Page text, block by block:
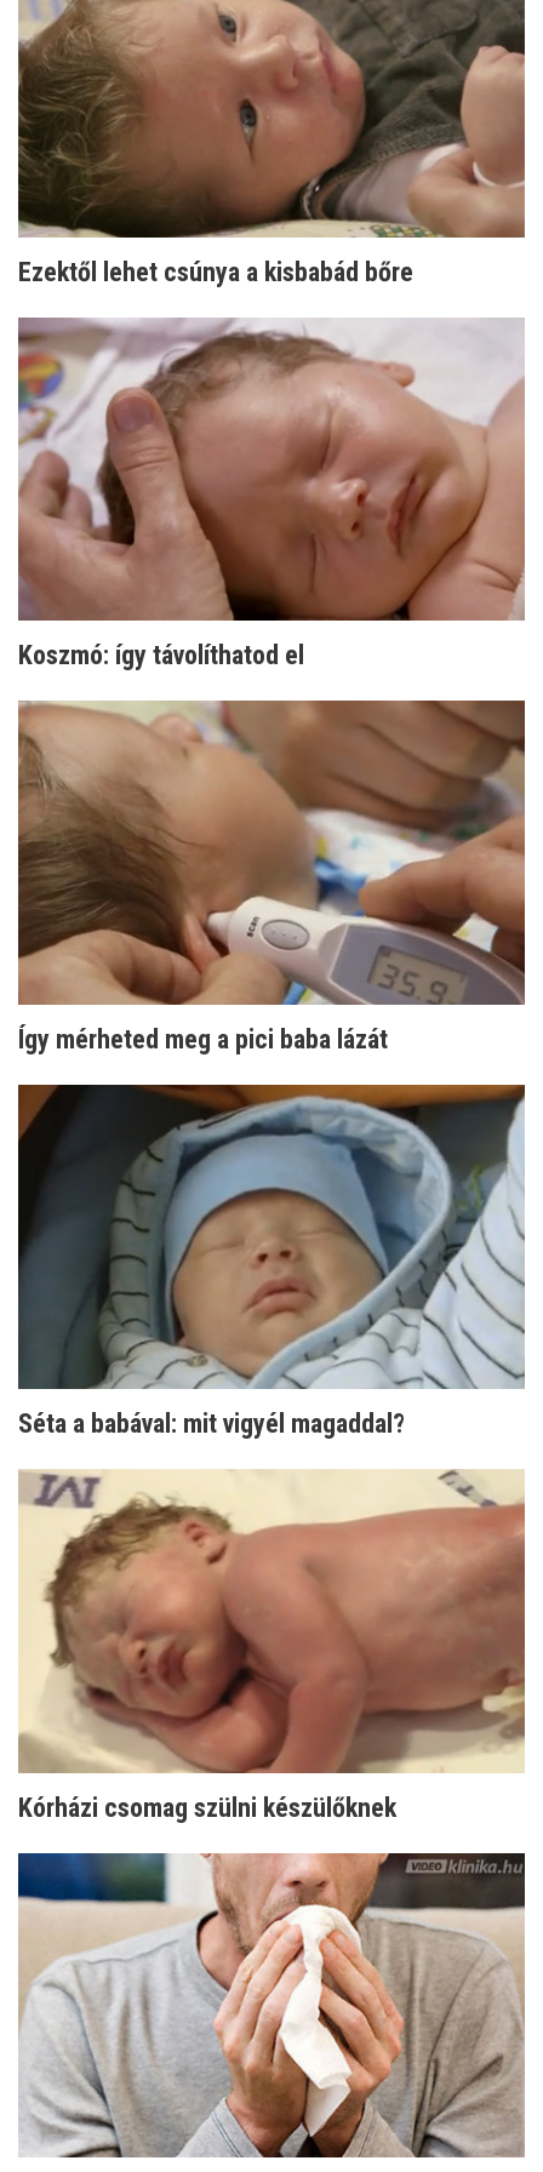
Ezektől lehet csúnya a kisbabád bőre
Koszmó: így távolíthatod el
Így mérheted meg a pici baba lázát
Séta a babával: mit vigyél magaddal?
Kórházi csomag szülni készülőknek